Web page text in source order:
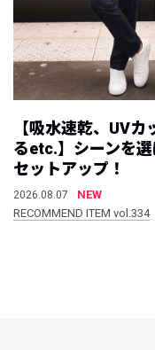
【吸水速乾、UVカ
るetc.】シーンを
セットアップ！
2026.08.07
NEW
RECOMMEND ITEM vol.334